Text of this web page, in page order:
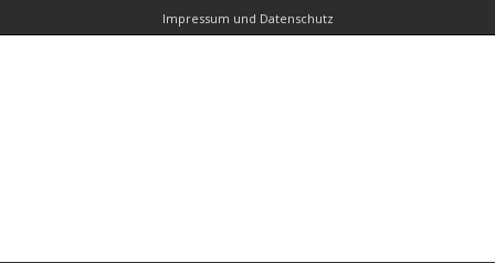
Impressum und Datenschutz